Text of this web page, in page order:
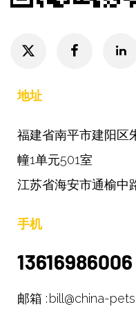
地址
福建省南平市建阳区
幢1单元501室
江苏省海安市通榆中
手机
13616986006
邮箱 :bill@china-